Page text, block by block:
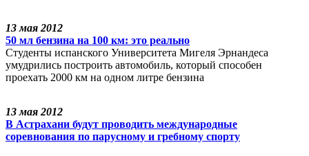
13 мая 2012
50 мл бензина на 100 км: это реально
Студенты испанского Университета Мигеля Эрнандеса
умудрились построить автомобиль, который способен
проехать 2000 км на одном литре бензина
13 мая 2012
В Астрахани будут проводить международные
соревнования по парусному и гребному спорту